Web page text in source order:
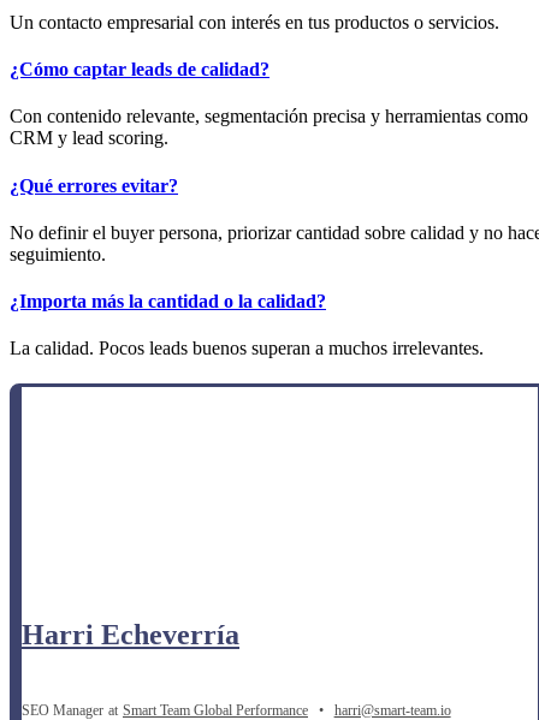
Un contacto empresarial con interés en tus productos o servicios.
¿Cómo captar leads de calidad?
Con contenido relevante, segmentación precisa y herramientas como
CRM y lead scoring.
¿Qué errores evitar?
No definir el buyer persona, priorizar cantidad sobre calidad y no
seguimiento.
¿Importa más la cantidad o la calidad?
La calidad. Pocos leads buenos superan a muchos irrelevantes.
Harri Echeverría
SEO Manager at Smart Team Global Performance • harri@smart-team.io